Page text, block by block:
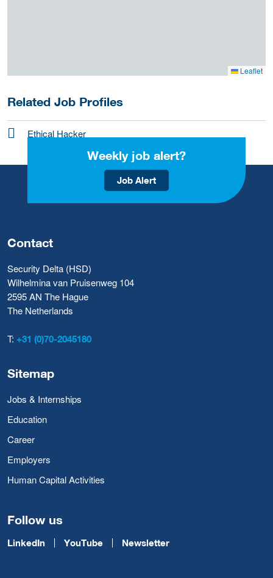
Leaflet
Related Job Profiles
Ethical Hacker
Weekly job alert?
Job Alert
Contact
Security Delta (HSD)
Wilhelmina van Pruisenweg 104
2595 AN The Hague
The Netherlands
T: +31 (0)70-2045180
Sitemap
Jobs & Internships
Education
Career
Employers
Human Capital Activities
Follow us
LinkedIn YouTube Newsletter